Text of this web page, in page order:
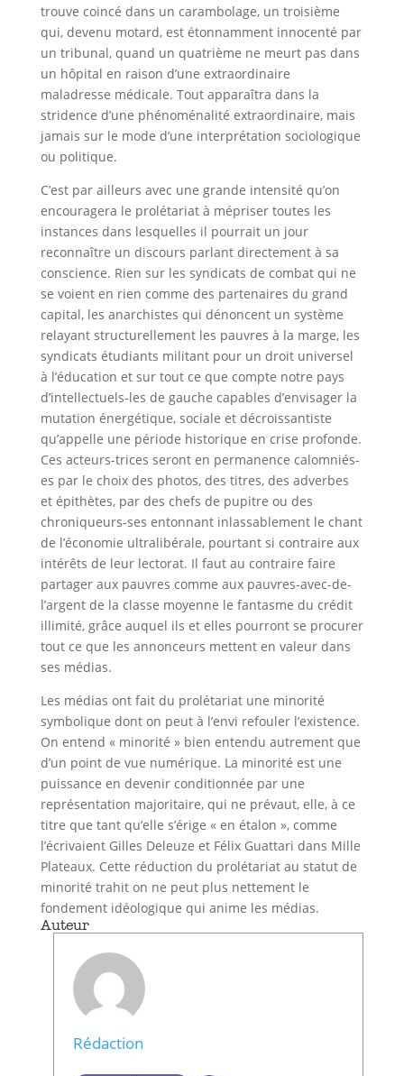
trouve coincé dans un carambolage, un troisième
qui, devenu motard, est étonnamment innocenté par
un tribunal, quand un quatrième ne meurt pas dans
un hôpital en raison d’une extraordinaire
maladresse médicale. Tout apparaîtra dans la
stridence d’une phénoménalité extraordinaire, mais
jamais sur le mode d’une interprétation sociologique
ou politique.
C’est par ailleurs avec une grande intensité qu’on
encouragera le prolétariat à mépriser toutes les
instances dans lesquelles il pourrait un jour
reconnaître un discours parlant directement à sa
conscience. Rien sur les syndicats de combat qui ne
se voient en rien comme des partenaires du grand
capital, les anarchistes qui dénoncent un système
relayant structurellement les pauvres à la marge, les
syndicats étudiants militant pour un droit universel
à l’éducation et sur tout ce que compte notre pays
d’intellectuels-les de gauche capables d’envisager la
mutation énergétique, sociale et décroissantiste
qu’appelle une période historique en crise profonde.
Ces acteurs-trices seront en permanence calomniés-
es par le choix des photos, des titres, des adverbes
et épithètes, par des chefs de pupitre ou des
chroniqueurs-ses entonnant inlassablement le chant
de l’économie ultralibérale, pourtant si contraire aux
intérêts de leur lectorat. Il faut au contraire faire
partager aux pauvres comme aux pauvres-avec-de-
l’argent de la classe moyenne le fantasme du crédit
illimité, grâce auquel ils et elles pourront se procurer
tout ce que les annonceurs mettent en valeur dans
ses médias.
Les médias ont fait du prolétariat une minorité
symbolique dont on peut à l’envi refouler l’existence.
On entend « minorité » bien entendu autrement que
d’un point de vue numérique. La minorité est une
puissance en devenir conditionnée par une
représentation majoritaire, qui ne prévaut, elle, à ce
titre que tant qu’elle s’érige « en étalon », comme
l’écrivaient Gilles Deleuze et Félix Guattari dans Mille
Plateaux. Cette réduction du prolétariat au statut de
minorité trahit on ne peut plus nettement le
fondement idéologique qui anime les médias.
Auteur
Rédaction